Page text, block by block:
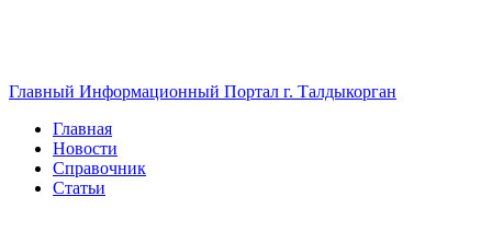
Главный Информационный Портал г. Талдыкорган
Главная
Новости
Справочник
Статьи